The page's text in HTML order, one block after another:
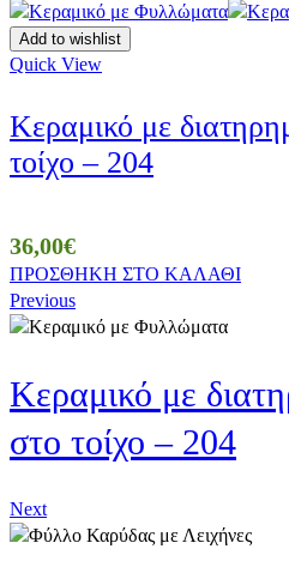
Add to wishlist
Quick View
Κεραμικό με
τοίχο – 204
36,00€
ΠΡΟΣΘΗΚΗ ΣΤΟ ΚΑΛΑΘΙ
Previous
Κεραμικό με
στο τοίχο – 204
Next